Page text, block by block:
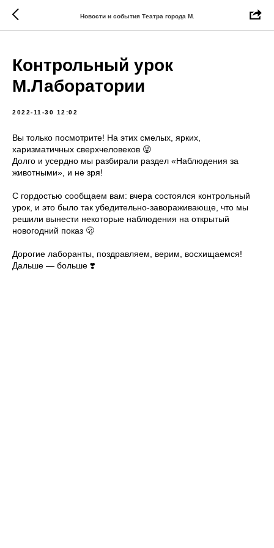
Новости и события Театра города М.
Контрольный урок
М.Лаборатории
2022-11-30 12:02
Вы только посмотрите! На этих смелых, ярких,
харизматичных сверхчеловеков 😜
Долго и усердно мы разбирали раздел «Наблюдения за
животными», и не зря!
С гордостью сообщаем вам: вчера состоялся контрольный
урок, и это было так убедительно-завораживающе, что мы
решили вынести некоторые наблюдения на открытый
новогодний показ 🫢
Дорогие лаборанты, поздравляем, верим, восхищаемся!
Дальше — больше ❣️